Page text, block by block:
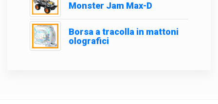
Monster Jam Max-D
Borsa a tracolla in mattoni
olografici